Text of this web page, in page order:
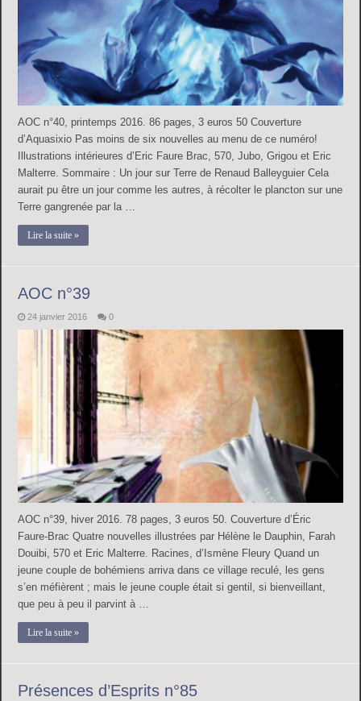
AOC n°40, printemps 2016. 86 pages, 3 euros 50 Couverture
d’Aquasixio Pas moins de six nouvelles au menu de ce numéro!
Illustrations intérieures d’Eric Faure Brac, 570, Jubo, Grigou et Eric
Malterre. Sommaire : Un jour sur Terre de Renaud Balleyguier Cela
aurait pu être un jour comme les autres, à récolter le plancton sur une
Terre gangrenée par la …
Lire la suite »
AOC n°39
24 janvier 2016 0
AOC n°39, hiver 2016. 78 pages, 3 euros 50. Couverture d’Éric
Faure-Brac Quatre nouvelles illustrées par Hélène le Dauphin, Farah
Douibi, 570 et Eric Malterre. Racines, d’Ismène Fleury Quand un
jeune couple de bohémiens arriva dans ce village reculé, les gens
s’en méfièrent ; mais le jeune couple était si gentil, si bienveillant,
que peu à peu il parvint à …
Lire la suite »
Présences d’Esprits n°85